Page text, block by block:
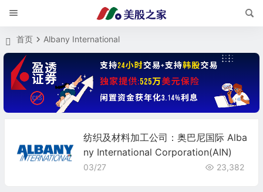
首页 Albany International
纺织及材料加工公司：奥巴尼国际 Alba
ny International Corporation(AIN)
03/27 23,382